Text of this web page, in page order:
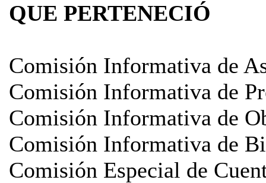
QUE PERTENECIÓ
Comisión Informativa de
Comisión Informativa de
Comisión Informativa de
Comisión Informativa de
Comisión Especial de